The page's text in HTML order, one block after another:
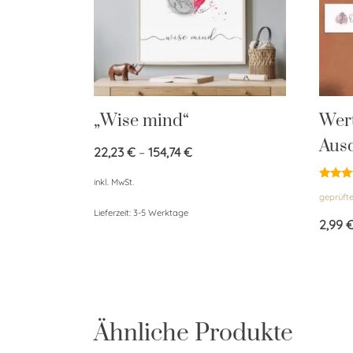
„Wise mind“
22,23 € – 154,74€
inkl. MwSt.
Lieferzeit: 3-5 Werktage
mit
von 5
2,99
Ähnliche Produkte